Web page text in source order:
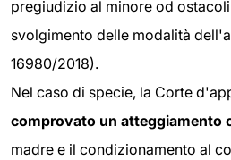
pregiudizio al minore od
svolgimento delle modalità
16980/2018).
Nel caso di specie, la Corte
comprovato un atteggiamento
madre e il condizionamento al